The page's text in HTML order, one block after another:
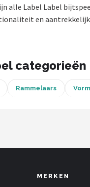
alle Label Label
en
categorieën
Rammelaars
MERKEN